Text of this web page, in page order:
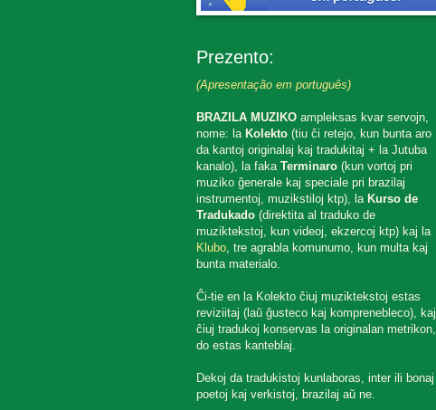
Prezento:
(Apresentação em português)
BRAZILA MUZIKOampleksas kvar servojn,
nome: la Kolekto(tiu ĉi retejo, kun bunta aro
da kantoj originalaj kaj tradukitaj + la Jutuba
kanalo), la faka Terminaro(kun vortoj pri
muziko ĝenerale kaj speciale pri brazilaj
instrumentoj, muzikstiloj ktp), la Kurso de
Tradukado(direktita al traduko de
muziktekstoj, kun videoj, ekzercoj ktp) kaj la
Klubo, tre agrabla komunumo, kun multa kaj
bunta materialo.
Ĉi-tie en la Kolekto ĉiuj muziktekstoj estas
reviziitaj (laŭ ĝusteco kaj komprenebleco), kaj
ĉiuj tradukoj konservas la originalan metrikon,
do estas kanteblaj.
Dekoj da tradukistoj kunlaboras, inter ili bonaj
poetoj kaj verkistoj, brazilaj aŭ ne.